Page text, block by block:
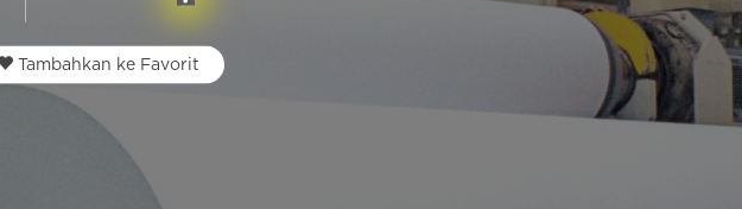
Tambahkan ke Favorit